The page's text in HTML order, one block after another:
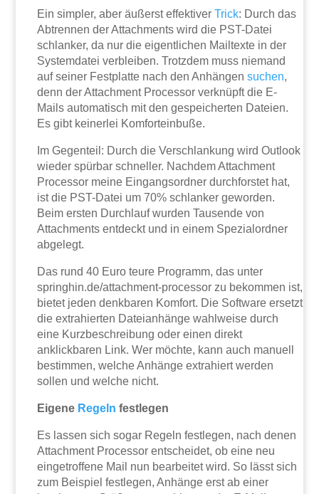
Ein simpler, aber äußerst effektiverTrick: Durch das
Abtrennen der Attachments wird die PST-Datei
schlanker, da nur die eigentlichen Mailtexte in der
Systemdatei verbleiben. Trotzdem muss niemand
auf seiner Festplatte nach den Anhängensuchen,
denn der Attachment Processor verknüpft die E-
Mails automatisch mit den gespeicherten Dateien.
Es gibt keinerlei Komforteinbuße.
Im Gegenteil: Durch die Verschlankung wird Outlook
wieder spürbar schneller. Nachdem Attachment
Processor meine Eingangsordner durchforstet hat,
ist die PST-Datei um 70% schlanker geworden.
Beim ersten Durchlauf wurden Tausende von
Attachments entdeckt und in einem Spezialordner
abgelegt.
Das rund 40 Euro teure Programm, das unter
springhin.de/attachment-processor zu bekommen ist,
bietet jeden denkbaren Komfort. Die Software ersetzt
die extrahierten Dateianhänge wahlweise durch
eine Kurzbeschreibung oder einen direkt
anklickbaren Link. Wer möchte, kann auch manuell
bestimmen, welche Anhänge extrahiert werden
sollen und welche nicht.
Eigene Regeln festlegen
Es lassen sich sogar Regeln festlegen, nach denen
Attachment Processor entscheidet, ob eine neu
eingetroffene Mail nun bearbeitet wird. So lässt sich
zum Beispiel festlegen, Anhänge erst ab einer